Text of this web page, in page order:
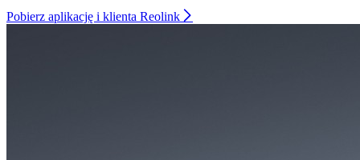
Pobierz aplikację i klienta Reolink